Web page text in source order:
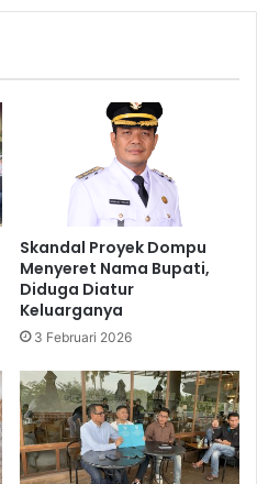
Skandal Proyek Dompu
Menyeret Nama Bupati,
Diduga Diatur
Keluarganya
3 Februari 2026